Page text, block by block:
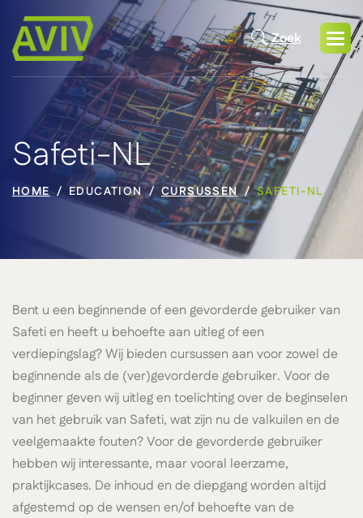
Zoek
Safeti-NL
HOME EDUCATION CURSUSSEN SAFETI-NL
Bent u een beginnende of een gevorderde gebruiker van
Safeti en heeft u behoefte aan uitleg of een
verdiepingslag? Wij bieden cursussen aan voor zowel de
beginnende als de (ver)gevorderde gebruiker. Voor de
beginner geven wij uitleg en toelichting over de beginselen
van het gebruik van Safeti, wat zijn nu de valkuilen en de
veelgemaakte fouten? Voor de gevorderde gebruiker
hebben wij interessante, maar vooral leerzame,
praktijkcases. De inhoud en de diepgang worden altijd
afgestemd op de wensen en/of behoefte van de